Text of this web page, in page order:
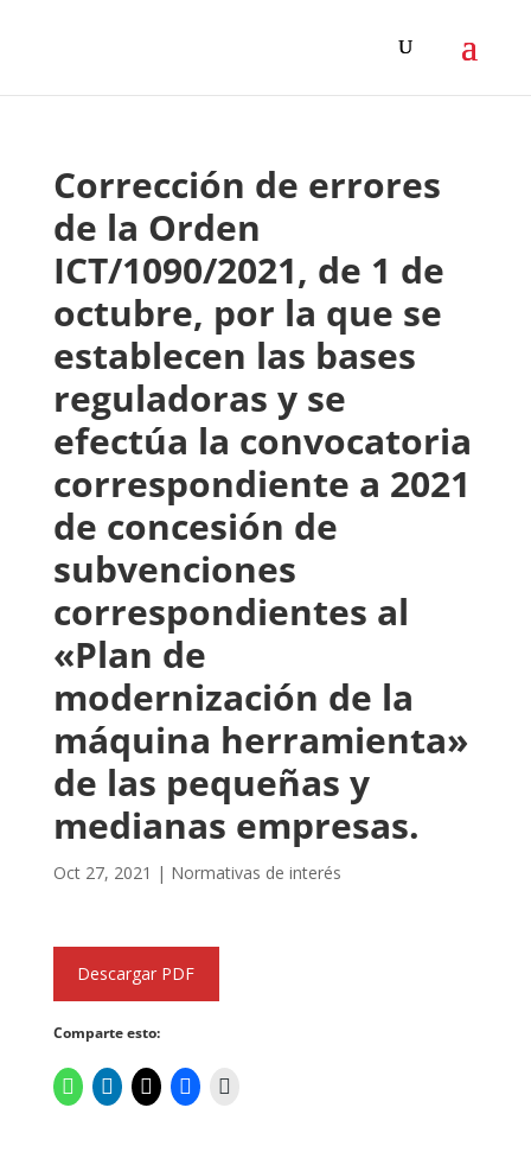
Corrección de errores
de la Orden
ICT/1090/2021, de 1 de
octubre, por la que se
establecen las bases
reguladoras y se
efectúa la convocatoria
correspondiente a 2021
de concesión de
subvenciones
correspondientes al
«Plan de
modernización de la
máquina herramienta»
de las pequeñas y
medianas empresas.
Oct 27, 2021 | Normativas de interés
Descargar PDF
Comparte esto: